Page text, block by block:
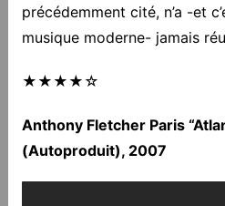
précédemment cité, n’a -et
musique moderne- jamais
★★★★☆
Anthony Fletcher Paris
(Autoproduit), 2007